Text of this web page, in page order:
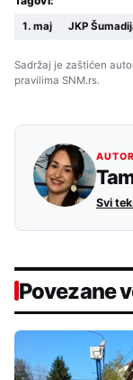
1. maj JKP
Sadržaj je zaštićen
pravilima SNM.rs.
AUTOR
Svi
Povezane